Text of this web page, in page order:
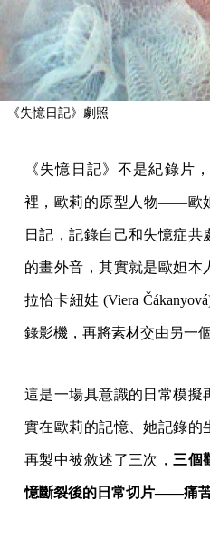
《失憶日記》劇照
《失憶日記》不是紀錄片
裡，歐莉的原型人物——歐
日記，記錄自己和失憶症共
的畫外音，其實就是歐妲本
拉恰卡紐娃 (Viera
錄影機，再將素材交由另一
這是一場具意識的日常模擬
實在歐莉的記憶、她記錄的
再製中被敘述了三次， 三個
憶斷裂後的日常切片——痛苦